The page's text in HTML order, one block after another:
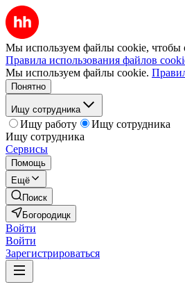
Мы используем файлы cookie, чтобы
Правила использования файлов
Мы используем файлы cookie.
Понятно
Ищу сотрудника
Ищу работу
Ищу сотрудника
Ищу сотрудника
Сервисы
Помощь
Ещё
Поиск
Богородицк
Войти
Войти
Зарегистрироваться